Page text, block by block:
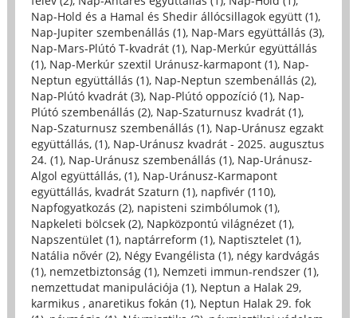
Nap-Hold és a Hamal és Shedir állócsillagok együtt (1),
Nap-Jupiter szembenállás (1), Nap-Mars együttállás (3),
Nap-Mars-Plútó T-kvadrát (1), Nap-Merkúr együttállás
(1), Nap-Merkúr szextil Uránusz-karmapont (1), Nap-
Neptun együttállás (1), Nap-Neptun szembenállás (2),
Nap-Plútó kvadrát (3), Nap-Plútó oppozíció (1), Nap-
Plútó szembenállás (2), Nap-Szaturnusz kvadrát (1),
Nap-Szaturnusz szembenállás (1), Nap-Uránusz egzakt
együttállás, (1), Nap-Uránusz kvadrát - 2025. augusztus
24. (1), Nap-Uránusz szembenállás (1), Nap-Uránusz-
Algol együttállás, (1), Nap-Uránusz-Karmapont
együttállás, kvadrát Szaturn (1), napfivér (110),
Napfogyatkozás (2), napisteni szimbólumok (1),
Napkeleti bölcsek (2), Napközpontú világnézet (1),
Napszentület (1), naptárreform (1), Naptisztelet (1),
Natália nővér (2), Négy Evangélista (1), négy kardvágás
(1), nemzetbiztonság (1), Nemzeti immun-rendszer (1),
nemzettudat manipulációja (1), Neptun a Halak 29,
karmikus , anaretikus fokán (1), Neptun Halak 29. fok